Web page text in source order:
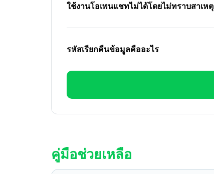
ใช้งานโอเพนแชทไม่ได้โดยไม่ทราบสาเหตุ
รหัสเรียกคืนข้อมูลคืออะไร
คู่มือช่วยเหลือ